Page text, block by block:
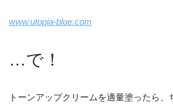
www.utopia-blue.com
…で！
トーンアップクリームを適量塗ったら、